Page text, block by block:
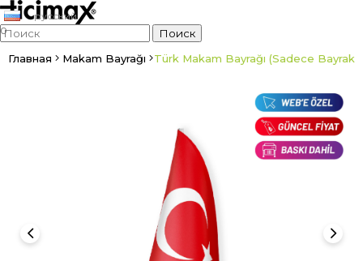
русский
0
Главная Makam Bayrağı Türk Makam Bayrağı (Sadece Bayrak)